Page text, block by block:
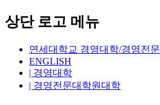
상단 로고 메뉴
연세대학교 경영대학/경영전
ENGLISH
| 경영대학
| 경영전문대학원대학